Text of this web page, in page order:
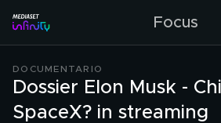
Focus
DOCUMENTARIO
Dossier Elon Musk -
SpaceX? in streaming